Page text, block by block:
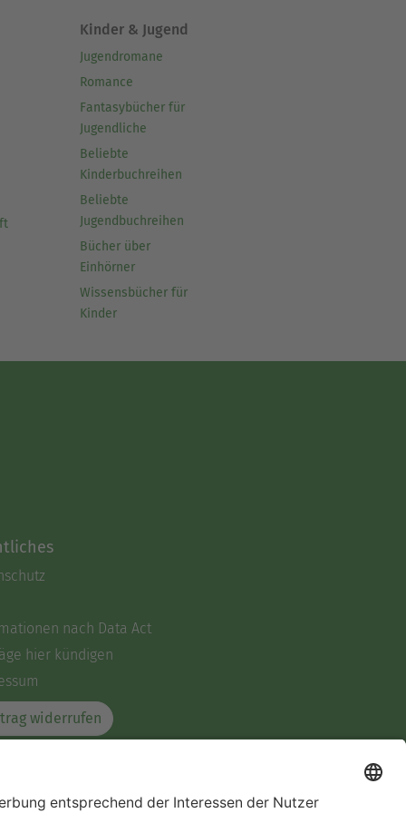
Kinder & Jugend
Jugendromane
Romance
Fantasybücher für
Jugendliche
Beliebte
Kinderbuchreihen
Beliebte
Jugendbuchreihen
Bücher über
Einhörner
Wissensbücher für
Kinder
nach Data Act
hier kündigen
widerrufen